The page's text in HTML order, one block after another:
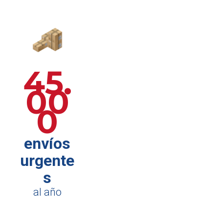
45.
00
0
envíos
urgente
s
al año